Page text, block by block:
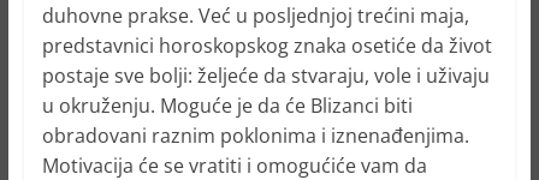
duhovne prakse. Već u posljednjoj trećini maja,
predstavnici horoskopskog znaka osetiće da život
postaje sve bolji: željeće da stvaraju, vole i uživaju
u okruženju. Moguće je da će Blizanci biti
obradovani raznim poklonima i iznenađenjima.
Motivacija će se vratiti i omogućiće vam da